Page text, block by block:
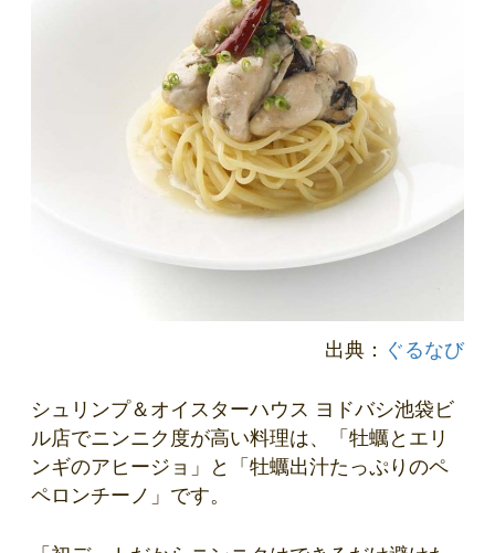
出典： ぐるなび
シュリンプ＆オイスターハウス ヨドバシ池袋ビ
ル店でニンニク度が高い料理は、「牡蠣とエリ
ンギのアヒージョ」と「牡蠣出汁たっぷりのペ
ペロンチーノ」です。